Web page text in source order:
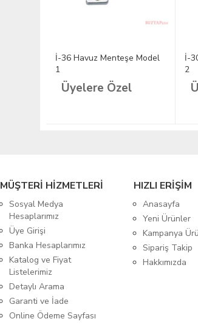
İ-36 Havuz Menteşe Model
1
Üyelere Özel
İ-
2
MÜŞTERİ HİZMETLERİ
Sosyal Medya
Hesaplarımız
Üye Girişi
Banka Hesaplarımız
Katalog ve Fiyat
Listelerimiz
Detaylı Arama
Garanti ve İade
Online Ödeme Sayfası
HIZLI ERİŞİM
Anasayfa
Yeni Ürünler
Kampanya
Sipariş Takip
Hakkımızda